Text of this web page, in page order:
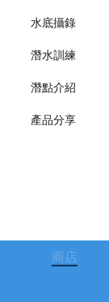
水底攝錄
潛水訓練
潛點介紹
產品分享
商店